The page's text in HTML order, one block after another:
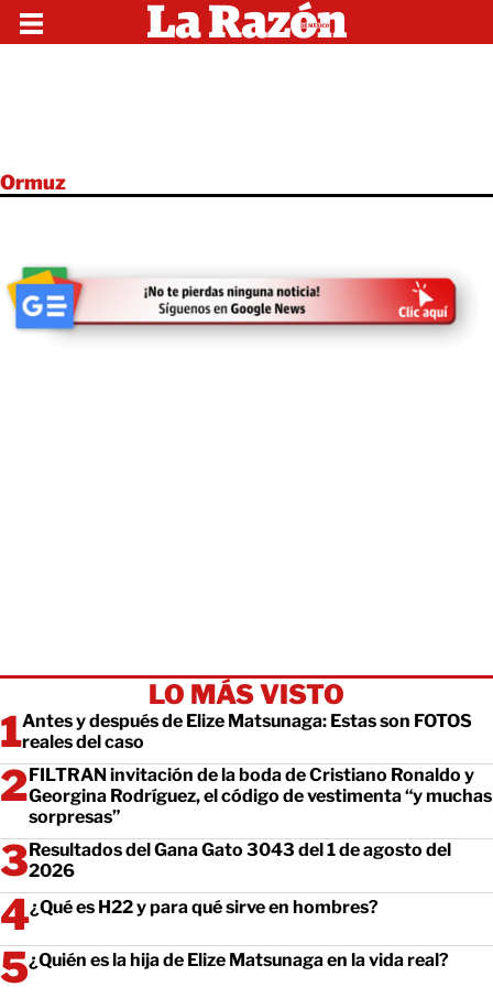
Ormuz
LO MÁS VISTO
Antes y después de Elize Matsunaga: Estas son FOTOS
reales del caso
FILTRAN invitación de la boda de Cristiano Ronaldo y
Georgina Rodríguez, el código de vestimenta “y muchas
sorpresas”
Resultados del Gana Gato 3043 del 1 de agosto del
2026
¿Qué es H22 y para qué sirve en hombres?
¿Quién es la hija de Elize Matsunaga en la vida real?